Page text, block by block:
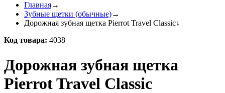
Главная→
Зубные щетки (обычные)→
Дорожная зубная щетка Pierrot Travel Classic↓
Код товара: 4038
Дорожная зубная щетка
Pierrot Travel Classic